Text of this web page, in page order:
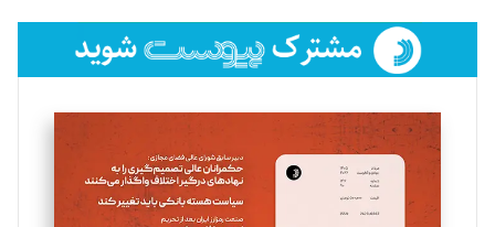
فائزه فتحی رستمی
تحریریه
سروش کرمیان
تحریریه